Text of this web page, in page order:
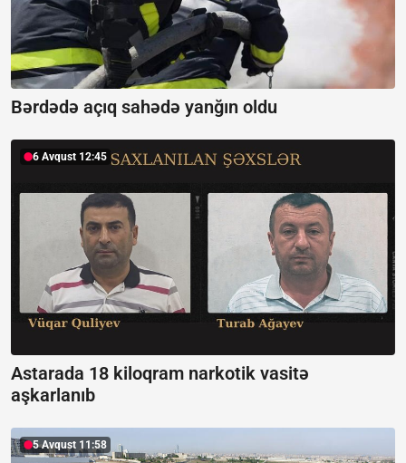
Bərdədə açıq sahədə yanğın oldu
6 Avqust 12:45
Astarada 18 kiloqram narkotik vasitə
aşkarlanıb
5 Avqust 11:58